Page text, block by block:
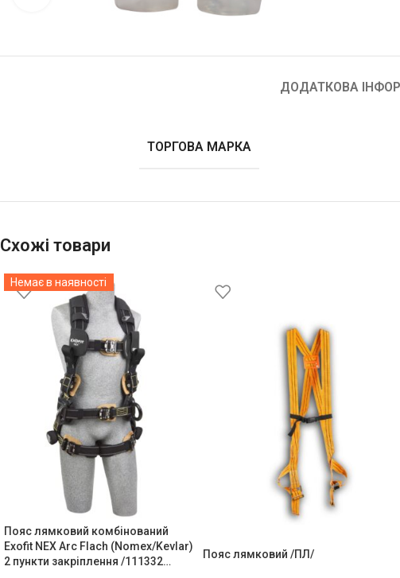
ДОДАТКОВА
ТОРГОВА МАРКА
Схожі товари
Немає в наявності
Пояс лямковий комбінований
Exofit NEX Arc Flach (Nomex/Kevlar)
2 пункти закріплення /111332…
Пояс лямковий /ПЛ/